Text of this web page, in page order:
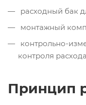
расходный бак
монтажный
контрольно-
контроля
Принцип